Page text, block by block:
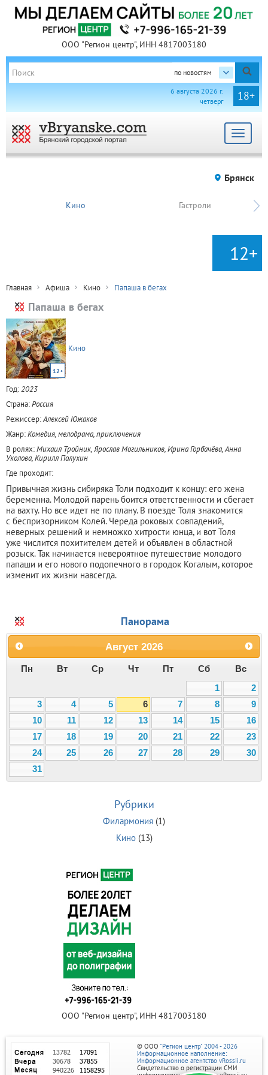
ООО "Регион центр", ИНН 4817003180
по новостям
18+
6 августа 2026 г.
четверг
Toggle
Брянск
Кино Гастроли
12+
Главная Афиша Кино Папаша в бегах
Папаша в бегах
12+
Кино
Год:2023
Страна:Россия
Режиссер:Алексей Южаков
Жанр:Комедия, мелодрама, приключения
В ролях:Михаил Тройник, Ярослав Могильников, Ирина Горбачёва, Анна
Уколова, Кирилл Полухин
Где проходит:
Привычная жизнь сибиряка Толи подходит к концу: его жена
беременна. Молодой парень боится ответственности и сбегает
на вахту. Но все идет не по плану. В поезде Толя знакомится
с беспризорником Колей. Череда роковых совпадений,
неверных решений и немножко хитрости юнца, и вот Толя
уже числится похитителем детей и объявлен в областной
розыск. Так начинается невероятное путешествие молодого
папаши и его нового подопечного в городок Когалым, которое
изменит их жизни навсегда.
Панорама
Август 2026
Пн Вт Ср Чт Пт Сб
Вс
1
2
3
4 5 6 7 8
9
10
11 12 13 14 15
16
17
18 19 20 21 22
23
24
25 26 27 28 29
30
31
Рубрики
Филармония (1)
Кино(13)
ООО "Регион центр", ИНН 4817003180
© ООО "Регион центр" 2004 - 2026
Информационное наполнение:
Информационное агентство vRossii.ru
Свидетельство о регистрации СМИ